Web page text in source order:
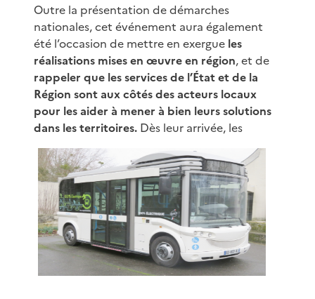
Outre la présentation de démarches
nationales, cet événement aura également
été l’occasion de mettre en exergue les
réalisations mises en œuvre en région, et de
rappeler que les services de l’État et de la
Région sont aux côtés des acteurs locaux
pour les aider à mener à bien leurs solutions
dans les territoires. Dès leur arrivée, les